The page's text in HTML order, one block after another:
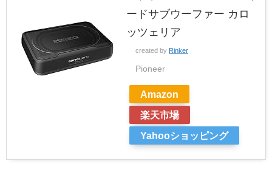
ードサブウーファー カロ
ッツェリア
created by Rinker
Pioneer
Amazon
楽天市場
Yahooショッピング